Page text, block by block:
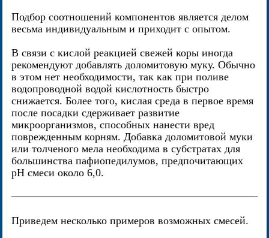
Подбор соотношений компонентов является делом
весьма индивидуальным и приходит с опытом.
В связи с кислой реакцией свежей коры иногда
рекомендуют добавлять доломитовую муку. Обычно
в этом нет необходимости, так как при поливе
водопроводной водой кислотность быстро
снижается. Более того, кислая среда в первое время
после посадки сдерживает развитие
микроорганизмов, способных нанести вред
поврежденным корням. Добавка доломитовой муки
или толченого мела необходима в субстратах для
большинства пафиопедилумов, предпочитающих
pH смеси около 6,0.
Приведем несколько примеров возможных смесей.